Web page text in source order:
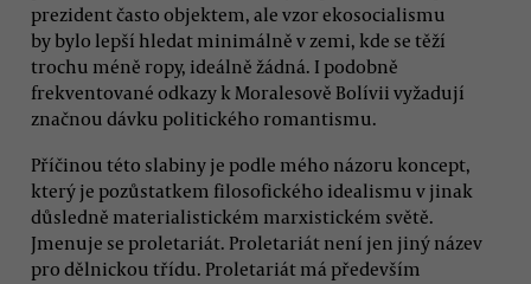
prezident často objektem, ale vzor ekosocialismu
by bylo lepší hledat minimálně v zemi, kde se těží
trochu méně ropy, ideálně žádná. I podobně
frekventované odkazy k Moralesově Bolívii vyžadují
značnou dávku politického romantismu.
Příčinou této slabiny je podle mého názoru koncept,
který je pozůstatkem filosofického idealismu v jinak
důsledně materialistickém marxistickém světě.
Jmenuje se proletariát. Proletariát není jen jiný název
pro dělnickou třídu. Proletariát má především